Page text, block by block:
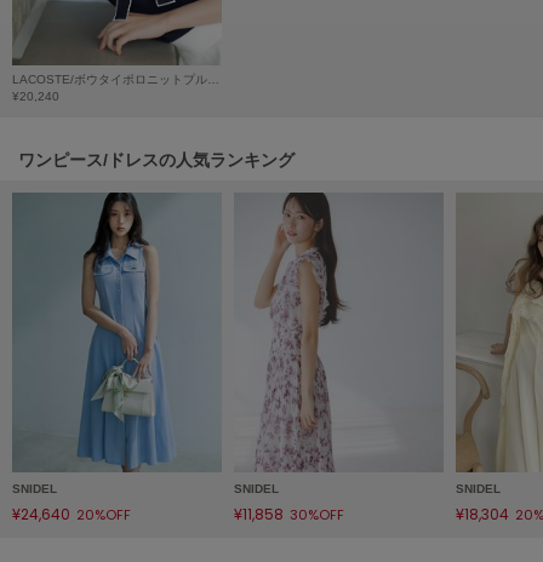
KEEN
キーン
LAATO
le coq sportif
ルコックスポルティフ
LeSportsac
レスポートサック
LILY BROWN
リリーブラウン
¥20,240
ワンピース/ドレスの人気ランキング
SNIDEL
¥24,640 20%OFF
SNIDEL
¥11,858 30%OFF
SNIDEL
¥18,304